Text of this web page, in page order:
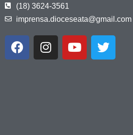
(18) 3624-3561
imprensa.dioceseata@gmail.com